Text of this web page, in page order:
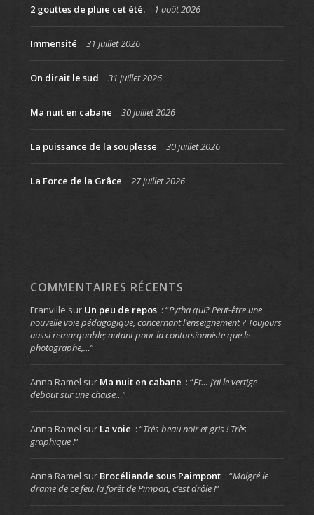
2 gouttes de pluie cet été. 1 août 2026
Immensité 31 juillet 2026
On dirait le sud 31 juillet 2026
Ma nuit en cabane 30 juillet 2026
La puissance de la souplesse 30 juillet 2026
La Force de la Grâce 27 juillet 2026
COMMENTAIRES RÉCENTS
Franville sur Un peu de repos : “Pytha qui? Peut-être une
nouvelle voie pédagogique, concernant l’enseignement ? Toujours
aussi remarquable; autant pour la contorsionniste que le
photographe,…”
Anna Ramel sur Ma nuit en cabane : “Et… J’ai le vertige
debout sur une chaise…”
Anna Ramel sur La voie : “Très beau noir et gris ! Très
graphique !”
Anna Ramel sur Brocéliande sous Paimpont : “Malgré le
drame de ce feu, la forêt de Pimpon, c’est drôle !”